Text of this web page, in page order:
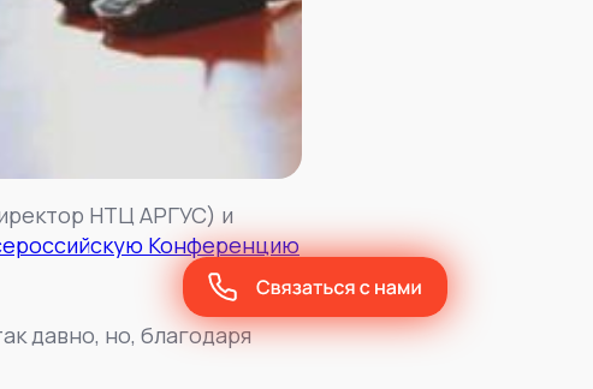
НТЦ АРГУС) и
Конференцию
давно, но, благодаря